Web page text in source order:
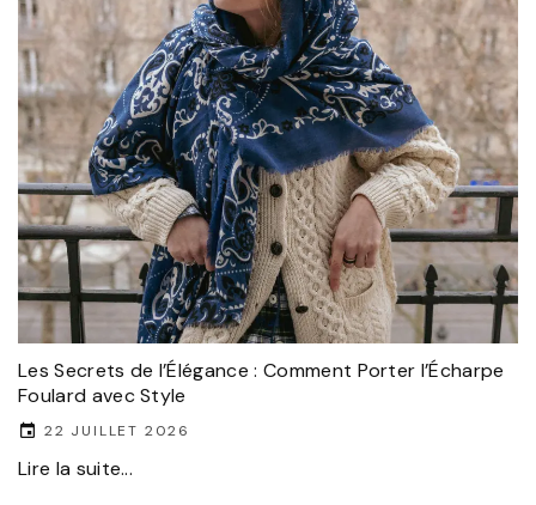
Les Secrets de l’Élégance : Comment Porter l’Écharpe
Foulard avec Style
22 JUILLET 2026
Lire la suite...